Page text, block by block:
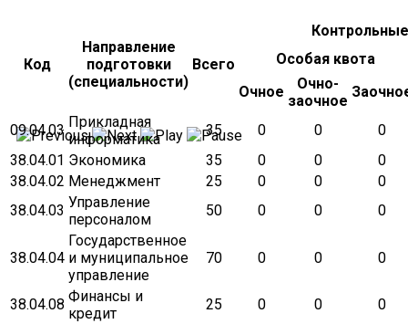
Код
Направление
подготовки
(специальности)
Всего
Особая квота
Очное
Очно-
заочное
09.04.03 Прикладная
информатика
35 0 0
0
38.04.01 Экономика 35 0 0
0
38.04.02 Менеджмент 25 0 0
0
38.04.03 Управление
персоналом
50 0 0 0
38.04.04
Государственное
и муниципальное
управление
70 0 0 0
38.04.08 Финансы и
кредит
25 0 0 0